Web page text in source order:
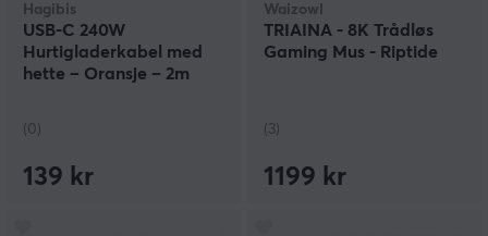
Hagibis
USB-C 240W
Hurtigladerkabel med
hette – Oransje – 2m
(0)
139 kr
Waizowl
TRIAINA - 8K Trådløs
Gaming Mus - Riptide
(3)
1199 kr